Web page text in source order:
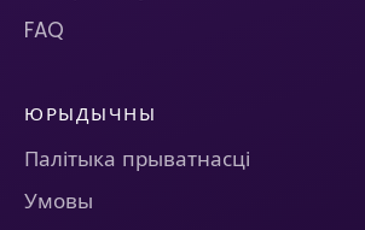
FAQ
ЮРЫДЫЧНЫ
Палітыка прыватнасці
Умовы